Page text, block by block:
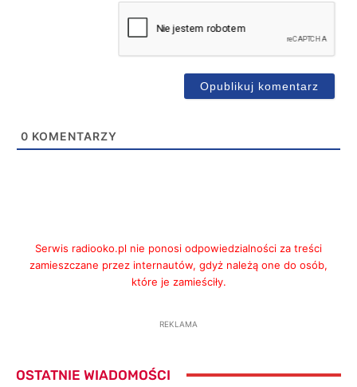
0 KOMENTARZY
Serwis radiooko.pl nie ponosi odpowiedzialności za treści
zamieszczane przez internautów, gdyż należą one do osób,
które je zamieściły.
REKLAMA
OSTATNIE WIADOMOŚCI